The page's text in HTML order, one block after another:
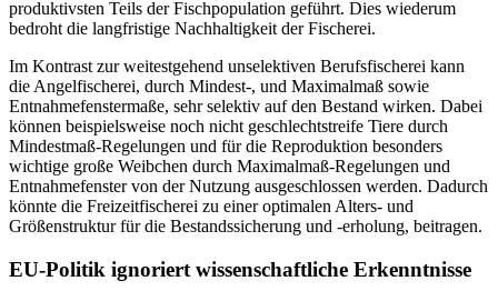
produktivsten Teils der Fischpopulation geführt. Dies wiederum
bedroht die langfristige Nachhaltigkeit der Fischerei.
Im Kontrast zur weitestgehend unselektiven Berufsfischerei kann
die Angelfischerei, durch Mindest-, und Maximalmaß sowie
Entnahmefenstermaße, sehr selektiv auf den Bestand wirken. Dabei
können beispielsweise noch nicht geschlechtstreife Tiere durch
Mindestmaß-Regelungen und für die Reproduktion besonders
wichtige große Weibchen durch Maximalmaß-Regelungen und
Entnahmefenster von der Nutzung ausgeschlossen werden. Dadurch
könnte die Freizeitfischerei zu einer optimalen Alters- und
Größenstruktur für die Bestandssicherung und -erholung, beitragen.
EU-Politik ignoriert wissenschaftliche Erkenntnisse